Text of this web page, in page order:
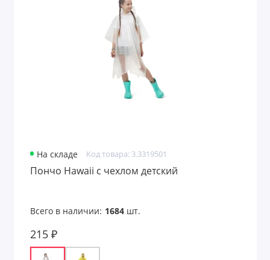
На складе Код товара: 3.3319501
Пончо Hawaii c чехлом детский
Всего в наличии: 1684шт.
215 ₽